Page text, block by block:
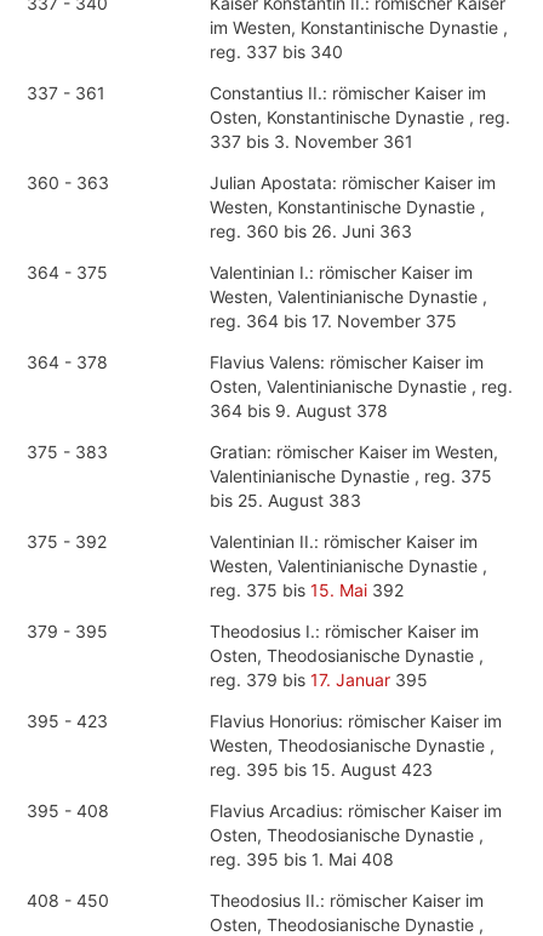
im Westen, Konstantinische Dynastie ,
reg. 337 bis 340
337 - 361
Constantius II.: römischer Kaiser im
Osten, Konstantinische Dynastie , reg.
337 bis 3. November 361
360 - 363
Julian Apostata: römischer Kaiser im
Westen, Konstantinische Dynastie ,
reg. 360 bis 26. Juni 363
364 - 375
Valentinian I.: römischer Kaiser im
Westen, Valentinianische Dynastie ,
reg. 364 bis 17. November 375
364 - 378
Flavius Valens: römischer Kaiser im
Osten, Valentinianische Dynastie , reg.
364 bis 9. August 378
375 - 383
Gratian: römischer Kaiser im Westen,
Valentinianische Dynastie , reg. 375
bis 25. August 383
375 - 392
Valentinian II.: römischer Kaiser im
Westen, Valentinianische Dynastie ,
reg. 375 bis 15. Mai 392
379 - 395
Theodosius I.: römischer Kaiser im
Osten, Theodosianische Dynastie ,
reg. 379 bis 17. Januar 395
395 - 423
Flavius Honorius: römischer Kaiser im
Westen, Theodosianische Dynastie ,
reg. 395 bis 15. August 423
395 - 408
Flavius Arcadius: römischer Kaiser im
Osten, Theodosianische Dynastie ,
reg. 395 bis 1. Mai 408
408 - 450
Theodosius II.: römischer Kaiser im
Osten, Theodosianische Dynastie ,